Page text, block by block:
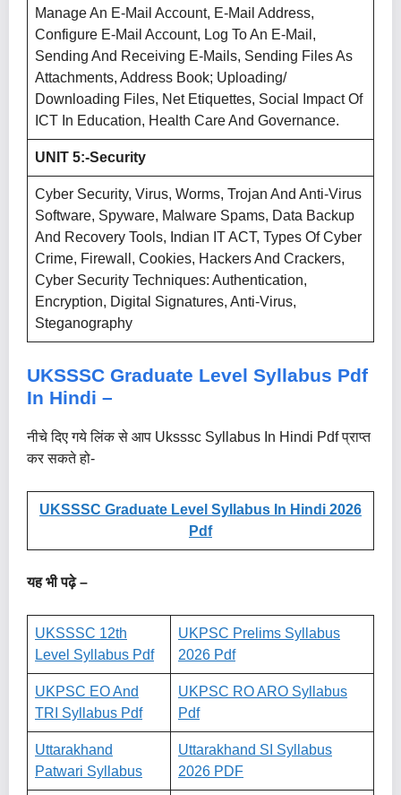
Manage An E-Mail Account, E-Mail Address,
Configure E-Mail Account, Log To An E-Mail,
Sending And Receiving E-Mails, Sending Files As
Attachments, Address Book; Uploading/
Downloading Files, Net Etiquettes, Social Impact Of
ICT In Education, Health Care And Governance.
UNIT 5:-Security
Cyber Security, Virus, Worms, Trojan And Anti-Virus
Software, Spyware, Malware Spams, Data Backup
And Recovery Tools, Indian IT ACT, Types Of Cyber
Crime, Firewall, Cookies, Hackers And Crackers,
Cyber Security Techniques: Authentication,
Encryption, Digital Signatures, Anti-Virus,
Steganography
UKSSSC Graduate Level Syllabus Pdf
In Hindi –
नीचे दिए गये लिंक से आप Uksssc Syllabus In Hindi Pdf प्राप्त
कर सकते हो-
UKSSSC Graduate Level Syllabus In Hindi 2026
Pdf
यह भी पढ़े –
UKSSSC 12th
Level Syllabus Pdf
UKPSC Prelims Syllabus
2026 Pdf
UKPSC EO And
TRI Syllabus Pdf
UKPSC RO ARO Syllabus
Pdf
Uttarakhand
Patwari Syllabus
Uttarakhand SI Syllabus
2026 PDF